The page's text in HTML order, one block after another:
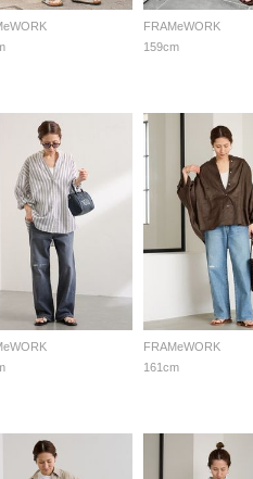
FRAMeWORK
159cm
FRAMeWORK
161cm